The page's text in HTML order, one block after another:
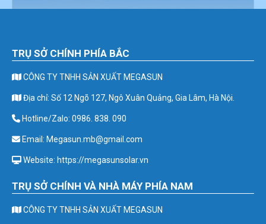
TRỤ SỞ CHÍNH PHÍA BẮC
CÔNG TY TNHH SẢN XUẤT MEGASUN
Địa chỉ: Số 12 Ngõ 127, Ngô Xuân Quảng, Gia Lâm, Hà Nội.
Hotline/Zalo: 0986. 838. 090
Email: Megasun.mb@gmail.com
Website: https://megasunsolar.vn
TRỤ SỞ CHÍNH VÀ NHÀ MÁY PHÍA NAM
CÔNG TY TNHH SẢN XUẤT MEGASUN